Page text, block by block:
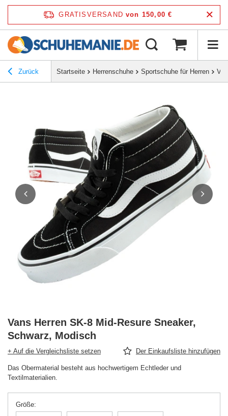
GRATISVERSAND von 150,00 €
Zurück Startseite Herrenschuhe Sportschuhe für Herren
Vans Herren SK-8 Mid-Resure Sneaker,
Schwarz, Modisch
+ Auf die Vergleichsliste setzen Der Einkaufsliste hinzufügen
Das Obermaterial besteht aus hochwertigem Echtleder und
Textilmaterialien.
Größe